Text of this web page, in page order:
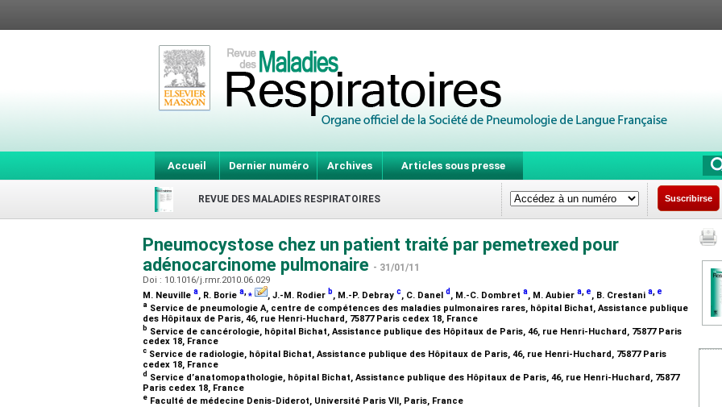
Accueil Dernier numéro Archives Articles sous presse
REVUE DES MALADIES RESPIRATOIRES Suscribirse
Pneumocystose chez un patient traité par pemetrexed pour
adénocarcinome pulmonaire - 31/01/11
Doi : 10.1016/j.rmr.2010.06.029
M. Neuville a, R. Borie a,⁎ , J.-M. Rodier b, M.-P. Debray c, C. Danel d , M.-C. Dombret a, M. Aubier a, e, B. Crestani a, e
a Service de pneumologie A, centre de compétences des maladies pulmonaires rares, hôpital Bichat, Assistance publique
des Hôpitaux de Paris, 46, rue Henri-Huchard, 75877 Paris cedex 18, France
b Service de cancérologie, hôpital Bichat, Assistance publique des Hôpitaux de Paris, 46, rue Henri-Huchard, 75877 Paris
cedex 18, France
c Service de radiologie, hôpital Bichat, Assistance publique des Hôpitaux de Paris, 46, rue Henri-Huchard, 75877 Paris
cedex 18, France
d Service d’anatomopathologie, hôpital Bichat, Assistance publique des Hôpitaux de Paris, 46, rue Henri-Huchard, 75877
Paris cedex 18, France
e Faculté de médecine Denis-Diderot, Université Paris VII, Paris, France